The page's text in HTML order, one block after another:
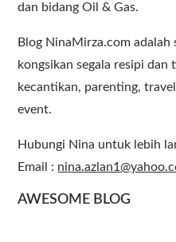
dan bidang Oil & Gas.
Blog NinaMirza.com
kongsikan segala resipi dan
kecantikan, parenting,
event.
Hubungi Nina untuk lebih
Email :
AWESOME BLOG